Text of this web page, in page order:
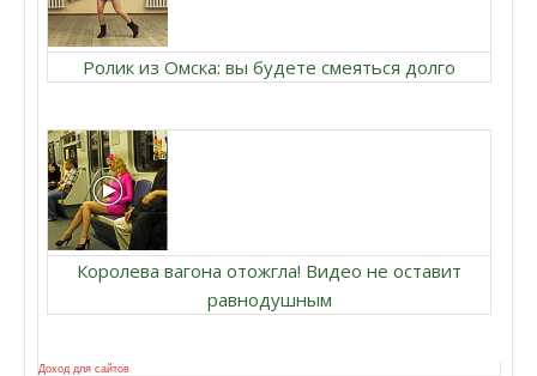
Ролик из Омска: вы будете смеяться долго
Королева вагона отожгла! Видео не оставит
равнодушным
Доход для сайтов